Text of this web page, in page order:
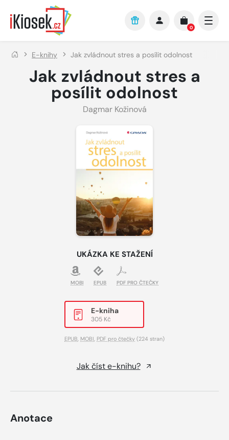
Přejít na hlavní obsah
0
E-knihy Jak zvládnout stres a posílit odolnost
Jak zvládnout stres a
posílit odolnost
Dagmar Kožinová
UKÁZKA KE STAŽENÍ
MOBI EPUB PDF PRO ČTEČKY
E-kniha
305 Kč
EPUB, MOBI, PDF pro čtečky (224 stran)
Jak číst e-knihu?
Anotace